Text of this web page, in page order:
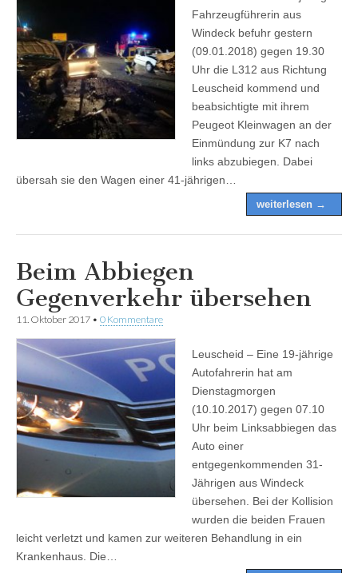
Fahrzeugführerin aus
Windeck befuhr gestern
(09.01.2018) gegen 19.30
Uhr die L312 aus Richtung
Leuscheid kommend und
beabsichtigte mit ihrem
Peugeot Kleinwagen an der
Einmündung zur K7 nach
links abzubiegen. Dabei
übersah sie den Wagen einer 41-jährigen…
weiterlesen →
Beim Abbiegen
Gegenverkehr übersehen
11. Oktober 2017 • 0 Kommentare
Leuscheid – Eine 19-jährige
Autofahrerin hat am
Dienstagmorgen
(10.10.2017) gegen 07.10
Uhr beim Linksabbiegen das
Auto einer
entgegenkommenden 31-
Jährigen aus Windeck
übersehen. Bei der Kollision
wurden die beiden Frauen
leicht verletzt und kamen zur weiteren Behandlung in ein
Krankenhaus. Die…